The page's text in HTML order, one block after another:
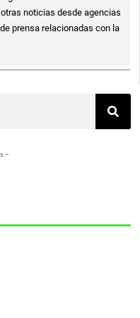
noticias desde agencias
prensa relacionadas con la
–